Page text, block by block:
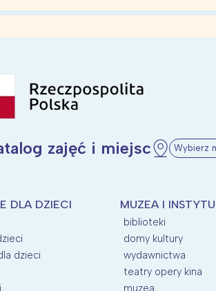
zajęć i miejsc Wybierz
DLA DZIECI
dzieci
MUZEA I
biblioteki
domy kultury
wydawnictwa
teatry opery kina
muzea